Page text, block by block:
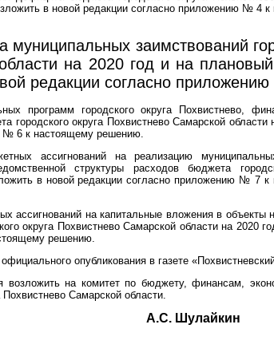
в новой редакции согласно приложению № 4
заимствований
на 2020 год и на
редакции согласно
программ городского округа Похвистнево,
городского округа Похвистнево Самарской области
№ 6 к настоящему решению.
ассигнований на реализацию
структуры расходов бюджета
в новой редакции согласно приложению № 7
на капитальные вложения в объекты
округа Похвистнево Самарской области на 2020
решению.
опубликования в газете
возложить на комитет по бюджету, финансам,
Самарской области.
Думы А.С. Шулайкин